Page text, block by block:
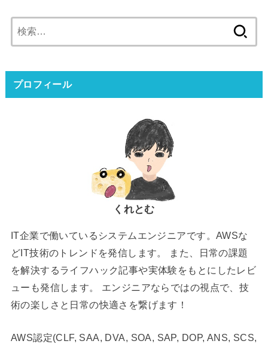
索:
プロフィール
くれとむ
IT企業で働いているシステムエンジニアです。AWSな
どIT技術のトレンドを発信します。 また、日常の課題
を解決するライフハック記事や実体験をもとにしたレビ
ューも発信します。 エンジニアならではの視点で、技
術の楽しさと日常の快適さを繋げます！
AWS認定(CLF, SAA, DVA, SOA, SAP, DOP, ANS, SCS,